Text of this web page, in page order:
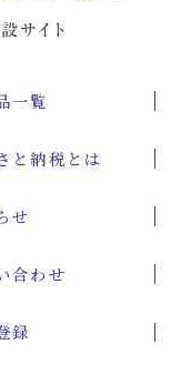
一覧
と納税とは
せ
合わせ
録